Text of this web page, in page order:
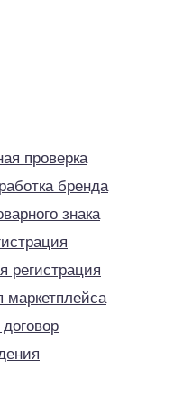
проверка
бренда
знака
регистрация